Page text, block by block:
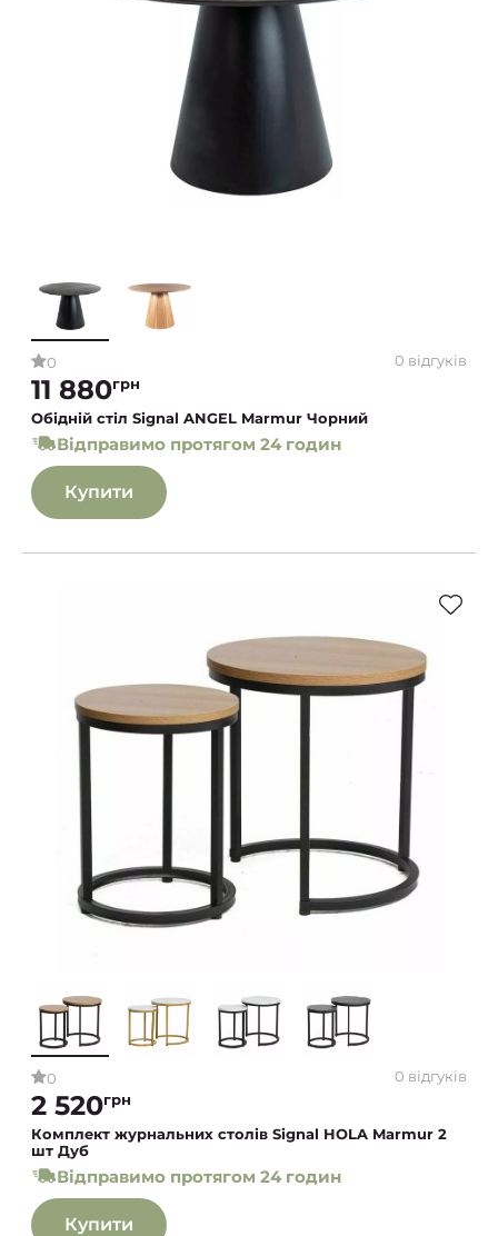
0 0 відгуків
11 880грн
Обідній стіл Signal ANGEL Marmur Чорний
Відправимо протягом 24 годин
Купити
0 0 відгуків
2 520грн
Комплект журнальних столів Signal HOLA Marmur 2
шт Дуб
Відправимо протягом 24 годин
Купити